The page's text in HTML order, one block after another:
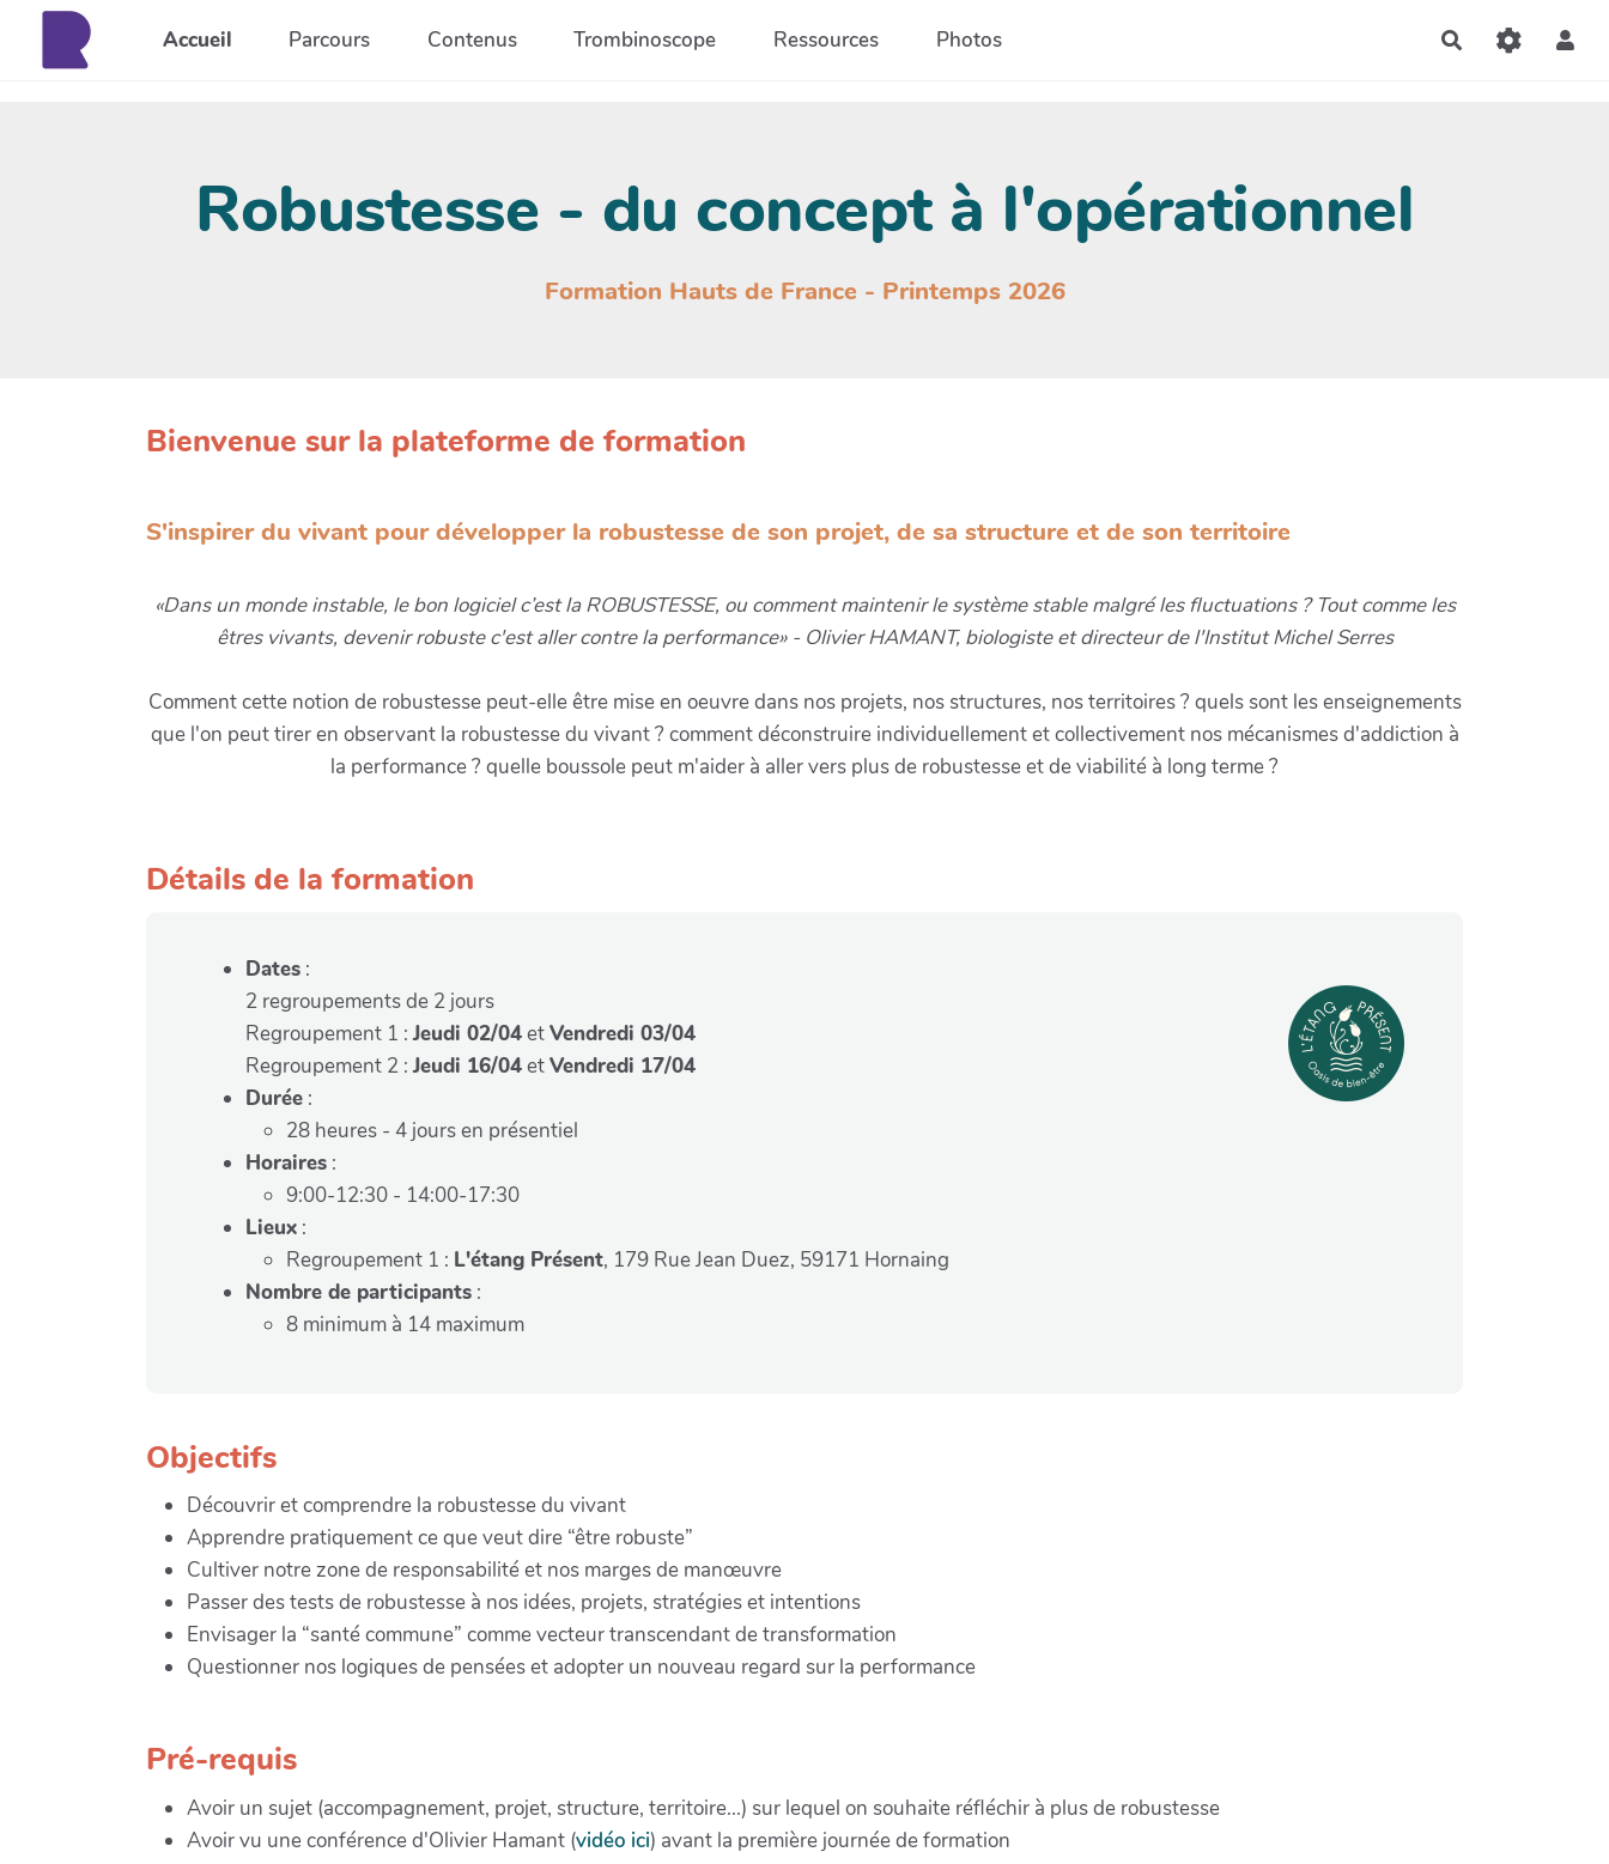
Aller au contenu principal
Accueil Parcours Contenus Trombinoscope Ressources Photos Rechercher
Robustesse - du concept à l'opérationnel
Formation Hauts de France - Printemps 2026
Bienvenue sur la plateforme de formation
S'inspirer du vivant pour développer la robustesse de son projet, de sa structure et de son territoire
«Dans un monde instable, le bon logiciel c’est la ROBUSTESSE, ou comment maintenir le système stable malgré les fluctuations ? Tout comme les
êtres vivants, devenir robuste c'est aller contre la performance» - Olivier HAMANT, biologiste et directeur de l'Institut Michel Serres
Comment cette notion de robustesse peut-elle être mise en oeuvre dans nos projets, nos structures, nos territoires ? quels sont les enseignements
que l'on peut tirer en observant la robustesse du vivant ? comment déconstruire individuellement et collectivement nos mécanismes d'addiction à
la performance ? quelle boussole peut m'aider à aller vers plus de robustesse et de viabilité à long terme ?
Détails de la formation
Dates :
2 regroupements de 2 jours
Regroupement 1 :Jeudi 02/04etVendredi 03/04
Regroupement 2 :Jeudi 16/04etVendredi 17/04
Durée :
28 heures - 4 jours en présentiel
Horaires :
9:00-12:30 - 14:00-17:30
Lieux :
Regroupement 1 : L'étang Présent, 179 Rue Jean Duez, 59171 Hornaing
Nombre de participants :
8 minimum à 14 maximum
Objectifs
Découvrir et comprendre la robustesse du vivant
Apprendre pratiquement ce que veut dire “être robuste”
Cultiver notre zone de responsabilité et nos marges de manœuvre
Passer des tests de robustesse à nos idées, projets, stratégies et intentions
Envisager la “santé commune” comme vecteur transcendant de transformation
Questionner nos logiques de pensées et adopter un nouveau regard sur la performance
Pré-requis
Avoir un sujet (accompagnement, projet, structure, territoire...) sur lequel on souhaite réfléchir à plus de robustesse
Avoir vu une conférence d'Olivier Hamant (vidéo ici) avant la première journée de formation